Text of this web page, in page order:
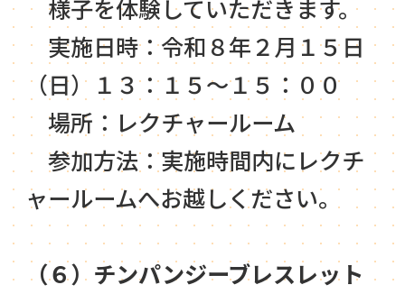
様子を体験していただきます。
実施日時：令和８年２月１５日
（日）１３：１５～１５：００
場所：レクチャールーム
参加方法：実施時間内にレクチ
ャールームへお越しください。
（６）チンパンジーブレスレット